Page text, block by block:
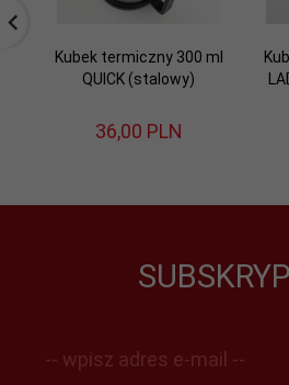
Kubek termiczny 300 ml
QUICK (stalowy)
36,00 PLN
-- wpisz adres e-mail --